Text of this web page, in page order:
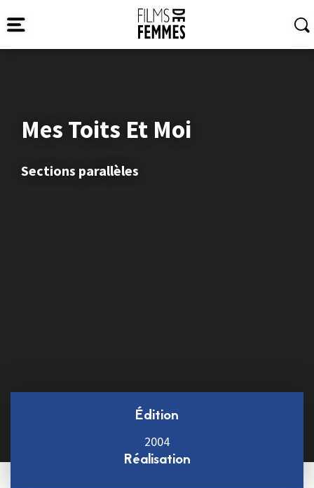
Mes Toits Et Moi
Sections parallèles
Édition
2004
Réalisation